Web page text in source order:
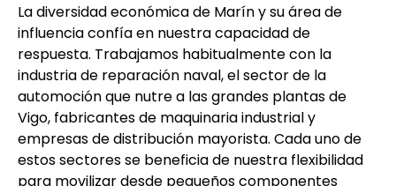
La diversidad económica de Marín y su área de
influencia confía en nuestra capacidad de
respuesta. Trabajamos habitualmente con la
industria de reparación naval, el sector de la
automoción que nutre a las grandes plantas de
Vigo, fabricantes de maquinaria industrial y
empresas de distribución mayorista. Cada uno de
estos sectores se beneficia de nuestra flexibilidad
para movilizar desde pequeños componentes